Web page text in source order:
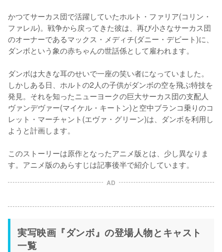
かつてサーカス団で活躍していたホルト・ファリア(コリン・
ファレル)。戦争から戻ってきた彼は、再び小さなサーカス団
のオーナーであるマックス・メディチ(ダニー・デビート)に、
ダンボという象の赤ちゃんの世話係として雇われます。
ダンボは大きな耳のせいで一座の笑い者になっていました。
しかしある日、ホルトの2人の子供がダンボの空を飛ぶ特技を
発見。それを知ったニューヨークの巨大サーカス団の支配人
ヴァンデヴァー(マイケル・キートン)と空中ブランコ乗りのコ
レット・マーチャント(エヴァ・グリーン)は、ダンボを利用し
ようと計画します。
このストーリーは原作となったアニメ版とは、少し異なりま
す。アニメ版のあらすじは記事後半で紹介しています。
AD
実写映画『ダンボ』の登場人物とキャスト
一覧